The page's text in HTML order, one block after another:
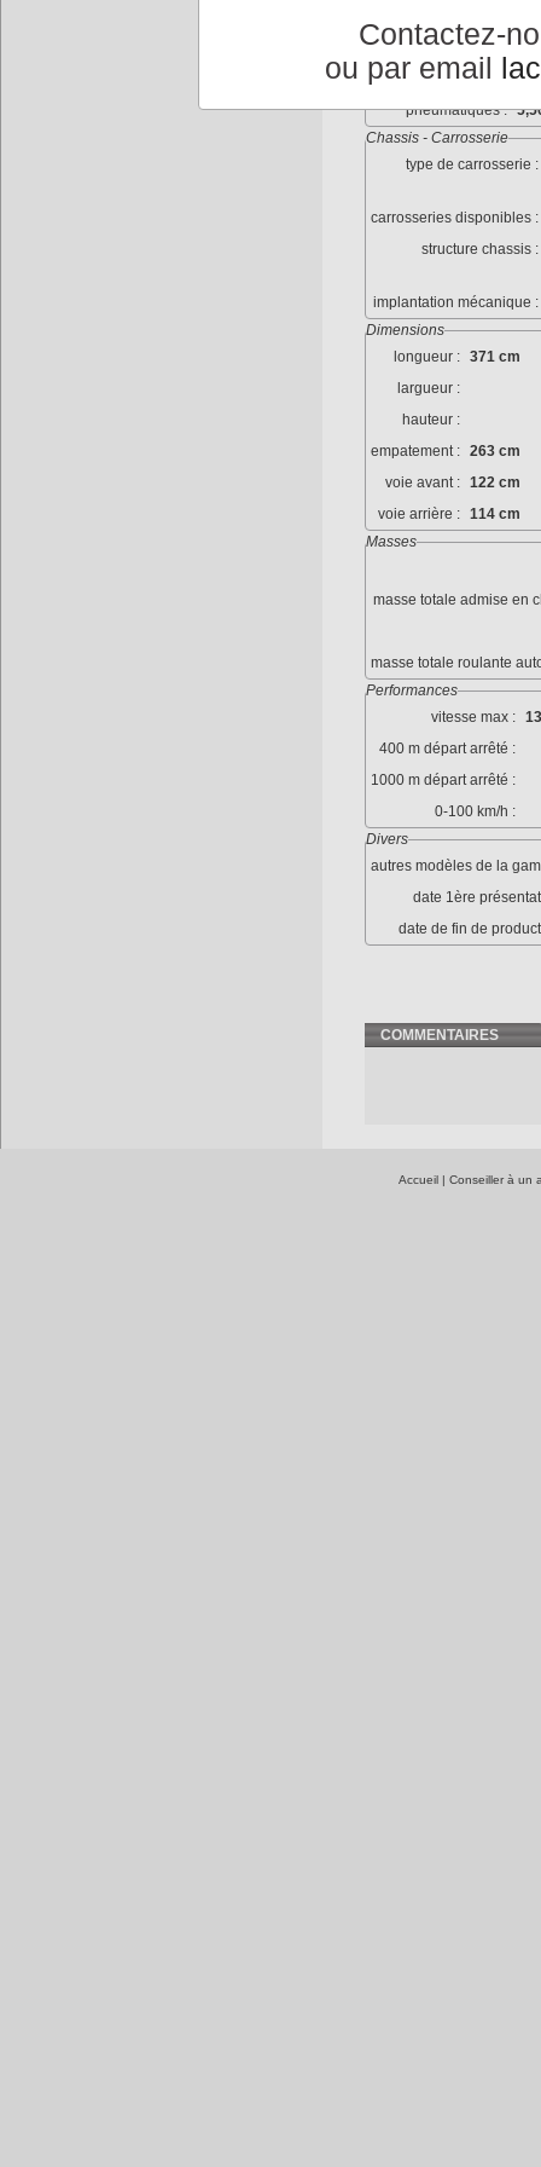
dimenssions roues :
jantes :
pneumatiques :
Chassis - Carrosserie
type de carrosserie :
carrosseries disponibles :
structure chassis :
implantation mécanique :
Dimensions
longueur : 371 cm
largueur :
hauteur :
empatement : 263 cm
voie avant : 122 cm
voie arrière : 114 cm
Masses
masse totale admise en
masse totale roulante
Performances
vitesse max :
400 m départ arrêté :
1000 m départ arrêté :
0-100 km/h :
Divers
autres modèles de la
date 1ère
date de fin de
COMMENTAIRES
Accueil | Conseiller à un
Contactez-
ou par email